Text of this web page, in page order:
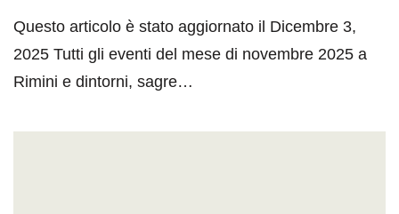
Questo articolo è stato aggiornato il Dicembre 3,
2025 Tutti gli eventi del mese di novembre 2025 a
Rimini e dintorni, sagre…